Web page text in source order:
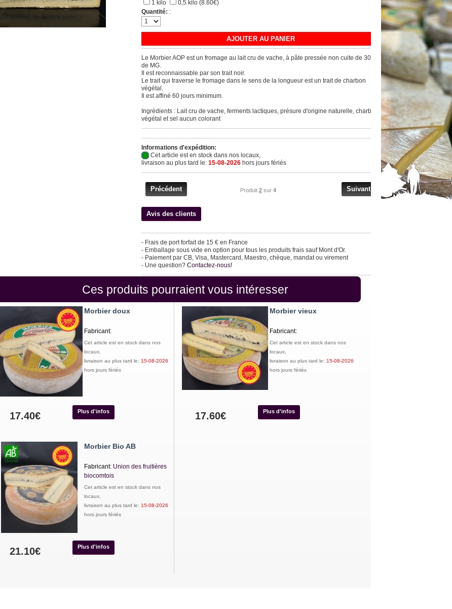
1 kilo
0,5 kilo (8.60€)
Quantité: :
AJOUTER AU PANIER
Le Morbier AOP est un fromage au lait cru de vache, à pâte pressée non cuite de 30%
de MG.
Il est reconnaissable par son trait noir.
Le trait qui traverse le fromage dans le sens de la longueur est un trait de charbon
végétal.
Il est affiné 60 jours minimum.
Ingrédients : Lait cru de vache, ferments lactiques, présure d'origine naturelle, charbon
végétal et sel aucun colorant
Informations d'expédition:
Cet article est en stock dans nos locaux,
livraison au plus tard le: 15-08-2026 hors jours fériés
Précédent Suivant
Produit 2 sur 4
Avis des clients
- Frais de port forfait de 15 € en France
- Emballage sous vide en option pour tous les produits frais sauf Mont d'Or.
- Paiement par CB, Visa, Mastercard, Maestro, chèque, mandat ou virement
- Une question? Contactez-nous!
Ces produits pourraient vous intéresser
Morbier doux
Fabricant:
Cet article est en stock dans nos
locaux,
livraison au plus tard le: 15-08-2026
hors jours fériés
17.40€ Plus d'infos
Morbier vieux
Fabricant:
Cet article est en stock dans nos
locaux,
livraison au plus tard le: 15-08-2026
hors jours fériés
17.60€ Plus d'infos
Morbier Bio AB
Fabricant: Union des fruitières
biocomtois
Cet article est en stock dans nos
locaux,
livraison au plus tard le: 15-08-2026
hors jours fériés
21.10€ Plus d'infos